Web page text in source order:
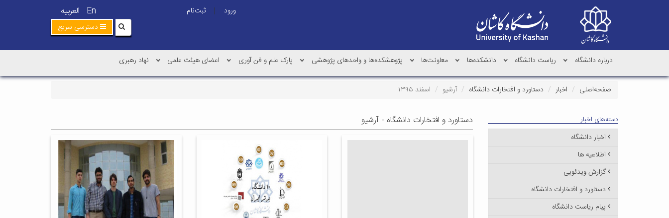
En العربیه ورود |
ثبت‌نام
دسترسی سریع
درباره دانشگاه ریاست دانشگاه دانشکده‌ها معاونت‌ها پژوهشکده‌ها و واحدهای پژوهشی پارک علم و فن آوری اعضای هیئت علمی نهاد رهبری
صفحه‌اصلی اخبار دستاورد و افتخارات دانشگاه آرشیو اسفند ۱۳۹۵
دستاورد و افتخارات دانشگاه - آرشیو دسته‌های اخبار
اخبار دانشگاه
اطلاعیه ها
گزارش ویدئویی
دستاورد و افتخارات دانشگاه
پیام ریاست دانشگاه